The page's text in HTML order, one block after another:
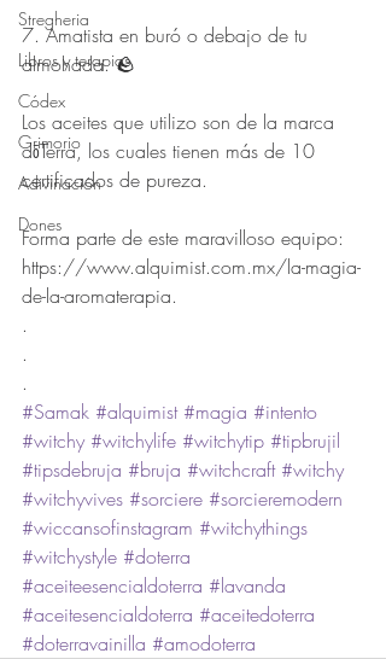
Stregheria
Libros y terapias
Códex
Grimorio
Adivinación
Dones
7. Amatista en buró o debajo de tu
almohada. 🪨
Los aceites que utilizo son de la marca
dōTerra, los cuales tienen más de 10
certificados de pureza.
Forma parte de este maravilloso equipo:
https://www.alquimist.com.mx/la-magia-
de-la-aromaterapia.
.
.
.
#Samak #alquimist #magia #intento
#witchy #witchylife #witchytip #tipbrujil
#tipsdebruja #bruja #witchcraft #witchy
#witchyvives #sorciere #sorcieremodern
#wiccansofinstagram #witchythings
#witchystyle #doterra
#aceiteesencialdoterra #lavanda
#aceitesencialdoterra #aceitedoterra
#doterravainilla #amodoterra